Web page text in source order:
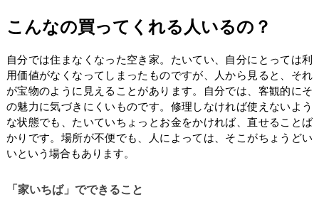
こんなの買ってくれる人いるの？
自分では住まなくなった空き家。たいてい、自分にとっては利
用価値がなくなってしまったものですが、人から見ると、それ
が宝物のように見えることがあります。自分では、客観的にそ
の魅力に気づきにくいものです。修理しなければ使えないよう
な状態でも、たいていちょっとお金をかければ、直せることば
かりです。場所が不便でも、人によっては、そこがちょうどい
いという場合もあります。
「家いちば」でできること